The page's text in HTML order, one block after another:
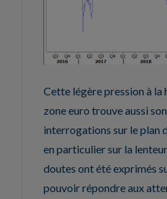
Cette légère pression à la
zone euro trouve aussi
interrogations sur le plan
en particulier sur la
doutes ont été exprimés
pouvoir répondre aux